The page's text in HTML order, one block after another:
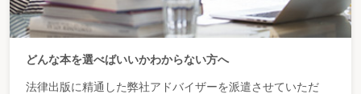
どんな本を選べばいいかわからない方へ
法律出版に精通した弊社アドバイザーを派遣させていただ